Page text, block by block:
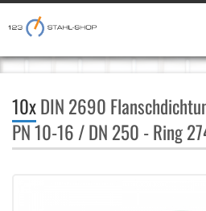
10xDIN 2690
PN 10-16 / DN 250 - Ring